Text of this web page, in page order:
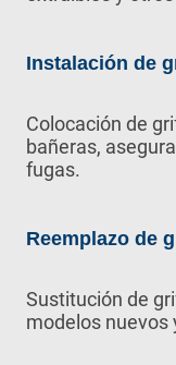
Instalación de
Colocación de
bañeras,
fugas.
Reemplazo de
Sustitución de
modelos nuevos